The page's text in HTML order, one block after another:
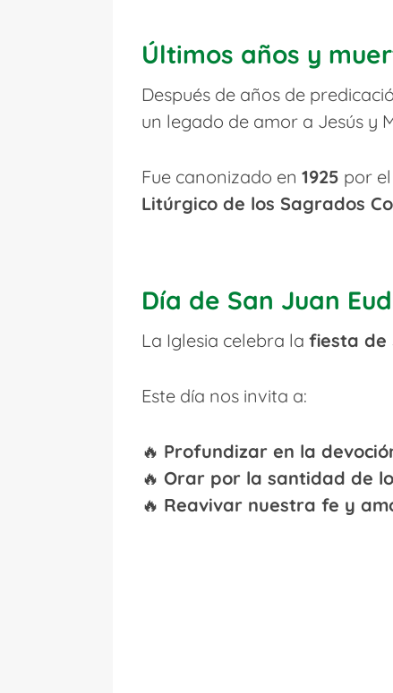
Últimos años y
Después de años de
un legado de amor a Jesús y
Fue canonizado en 1925 por
Litúrgico de los Sagrados
Día de San Juan
La Iglesia celebra la fiesta de
Este día nos invita a:
🔥 Profundizar en la
🔥 Orar por la santidad de
🔥 Reavivar nuestra fe y